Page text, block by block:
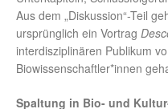
Aus dem „Diskussion“-Teil
ursprünglich ein Vortrag
interdisziplinären Publikum
Biowissenschaftler*innen
Spaltung in Bio- und